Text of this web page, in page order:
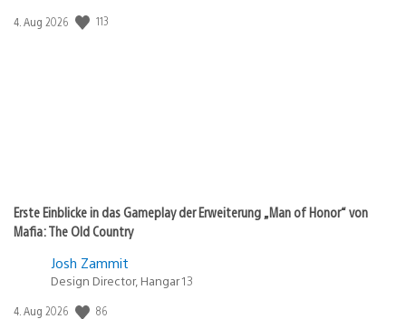
Veröffentlichungsdatum:
4. Aug 2026 113
Erste Einblicke in das Gameplay der Erweiterung „Man of Honor“ von
Mafia: The Old Country
Josh Zammit
Design Director, Hangar 13
Veröffentlichungsdatum:
4. Aug 2026 86